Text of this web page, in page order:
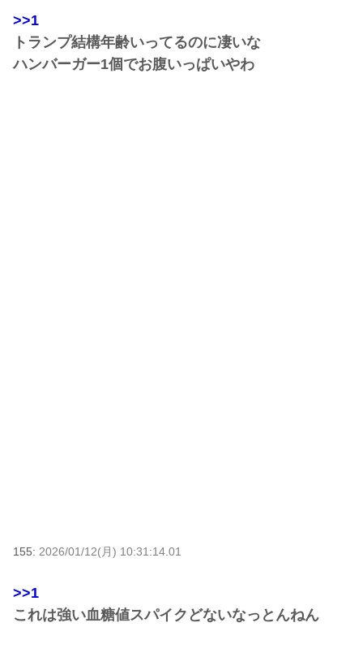
>>1
トランプ結構年齢いってるのに凄いな
ハンバーガー1個でお腹いっぱいやわ
155: 2026/01/12(月) 10:31:14.01
>>1
これは強い血糖値スパイクどないなっとんねん